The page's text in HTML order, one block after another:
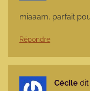
miaaam, parfait
Répondre
Cécile dit